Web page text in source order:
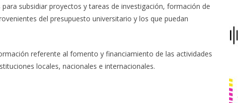
subsidiar proyectos y tareas de investigación, formación de
del presupuesto universitario y los que puedan
referente al fomento y financiamiento de las actividades
locales, nacionales e internacionales.